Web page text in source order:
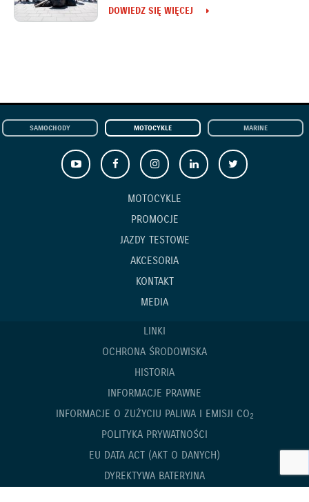
DOWIEDZ SIĘ WIĘCEJ
SAMOCHODY MOTOCYKLE MARINE
MOTOCYKLE
PROMOCJE
JAZDY TESTOWE
AKCESORIA
KONTAKT
MEDIA
LINKI
OCHRONA ŚRODOWISKA
HISTORIA
INFORMACJE PRAWNE
INFORMACJE O ZUŻYCIU PALIWA I EMISJI CO2
POLITYKA PRYWATNOŚCI
EU DATA ACT (AKT O DANYCH)
DYREKTYWA BATERYJNA